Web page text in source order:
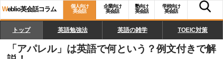
Weblio英会話コラム
個人向け
英会話
企業向け
英会話
塾向け
英会話
学校向け
英会話
トップ 英語勉強法 英語の雑学 TOEIC対策
「アパレル」は英語で何という？例文付きで解